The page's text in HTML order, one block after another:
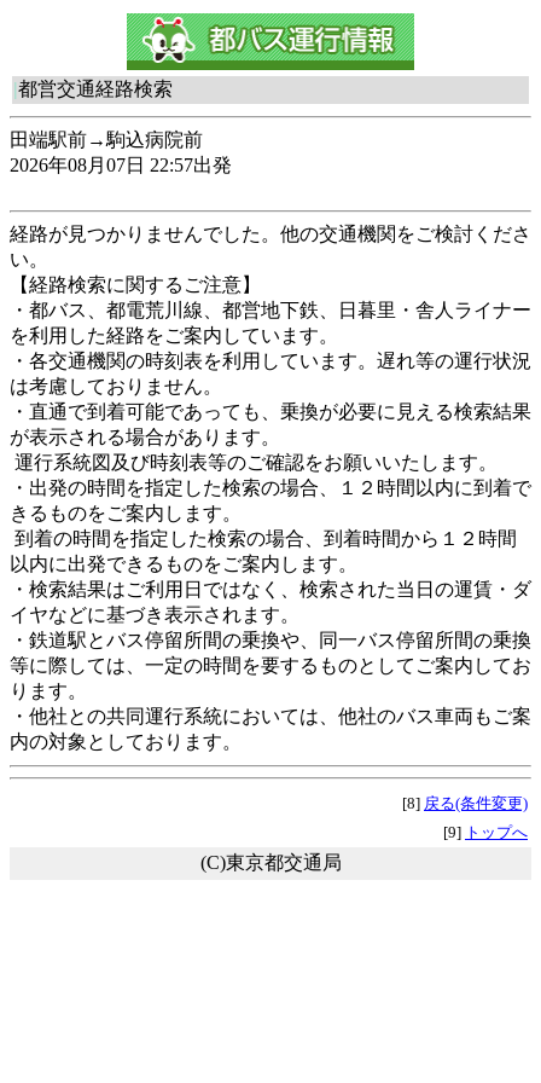
|都営交通経路検索
田端駅前→駒込病院前
2026年08月07日 22:57出発
経路が見つかりませんでした。他の交通機関をご検討くださ
い。
【経路検索に関するご注意】
・都バス、都電荒川線、都営地下鉄、日暮里・舎人ライナー
を利用した経路をご案内しています。
・各交通機関の時刻表を利用しています。遅れ等の運行状況
は考慮しておりません。
・直通で到着可能であっても、乗換が必要に見える検索結果
が表示される場合があります。
運行系統図及び時刻表等のご確認をお願いいたします。
・出発の時間を指定した検索の場合、１２時間以内に到着で
きるものをご案内します。
到着の時間を指定した検索の場合、到着時間から１２時間
以内に出発できるものをご案内します。
・検索結果はご利用日ではなく、検索された当日の運賃・ダ
イヤなどに基づき表示されます。
・鉄道駅とバス停留所間の乗換や、同一バス停留所間の乗換
等に際しては、一定の時間を要するものとしてご案内してお
ります。
・他社との共同運行系統においては、他社のバス車両もご案
内の対象としております。
[8] 戻る(条件変更)
[9] トップへ
(C)東京都交通局